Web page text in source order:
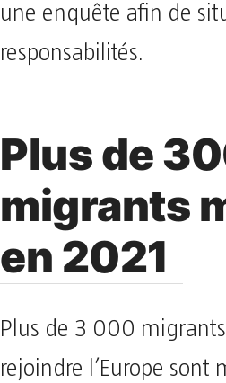
une enquête afin de
responsabilités.
Plus de
migrants
en 2021
Plus de 3 000
rejoindre l’Europe sont